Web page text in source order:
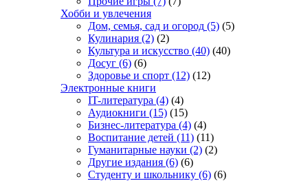
Хобби и увлечения
Дом, семья, сад и огород (5) (5)
Кулинария (2) (2)
Культура и искусство (40) (40)
Досуг (6) (6)
Здоровье и спорт (12) (12)
Электронные книги
IT-литература (4) (4)
Аудиокниги (15) (15)
Бизнес-литература (4) (4)
Воспитание детей (11) (11)
Гуманитарные науки (2) (2)
Другие издания (6) (6)
Студенту и школьнику (6) (6)